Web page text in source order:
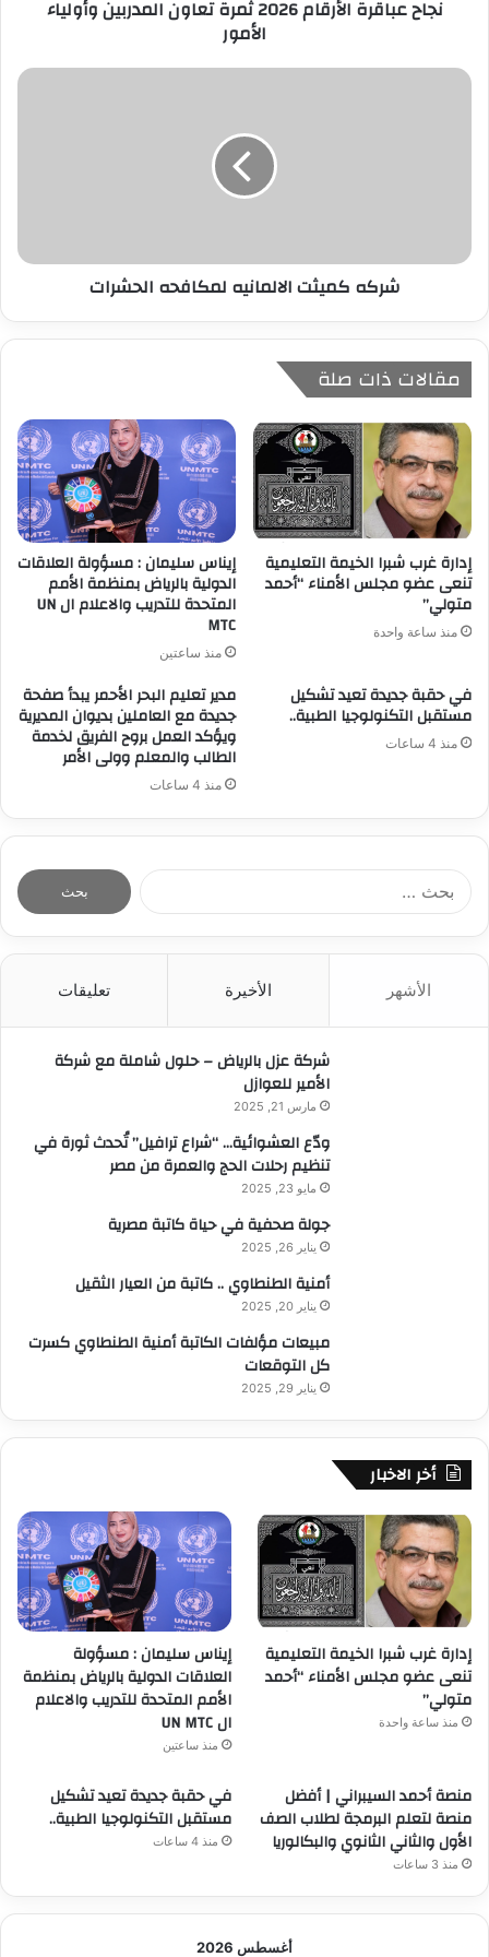
نجاح عباقرة الأرقام 2026 ثمرة تعاون المدربين وأولياء
الأمور
شركه كميثت الالمانيه لمكافحه الحشرات
مقالات ذات صلة
إدارة غرب شبرا الخيمة التعليمية
تنعى عضو مجلس الأمناء “أحمد
متولي”
منذ ساعة واحدة
إيناس سليمان : مسؤولة العلاقات
الدولية بالرياض بمنظمة الأمم
المتحدة للتدريب والاعلام ال UN
MTC
منذ ساعتين
في حقبة جديدة تعيد تشكيل
مستقبل التكنولوجيا الطبية..
منذ 4 ساعات
مدير تعليم البحر الأحمر يبدأ صفحة
جديدة مع العاملين بديوان المديرية
ويؤكد العمل بروح الفريق لخدمة
الطالب والمعلم وولى الأمر
منذ 4 ساعات
الأشهر الأخيرة تعليقات
شركة عزل بالرياض – حلول شاملة مع شركة
الأمير للعوازل
مارس 21, 2025
ودّع العشوائية… “شراع ترافيل” تُحدث ثورة في
تنظيم رحلات الحج والعمرة من مصر
مايو 23, 2025
جولة صحفية في حياة كاتبة مصرية
يناير 26, 2025
أمنية الطنطاوي .. كاتبة من العيار الثقيل
يناير 20, 2025
مبيعات مؤلفات الكاتبة أمنية الطنطاوي كسرت
كل التوقعات
يناير 29, 2025
أخر الاخبار
إدارة غرب شبرا الخيمة التعليمية
تنعى عضو مجلس الأمناء “أحمد
متولي”
منذ ساعة واحدة
إيناس سليمان : مسؤولة
العلاقات الدولية بالرياض بمنظمة
الأمم المتحدة للتدريب والاعلام
ال UN MTC
منذ ساعتين
منصة أحمد السيبراني | أفضل
منصة لتعلم البرمجة لطلاب الصف
الأول والثاني الثانوي والبكالوريا
منذ 3 ساعات
في حقبة جديدة تعيد تشكيل
مستقبل التكنولوجيا الطبية..
منذ 4 ساعات
أغسطس 2026